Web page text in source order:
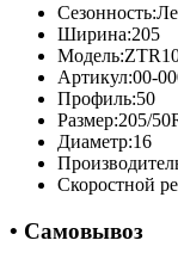
Сезонность:
Ширина:205
Модель:
Артикул:00-
Профиль:50
Размер:205/
Диаметр:16
Скоростной
• Самовывоз